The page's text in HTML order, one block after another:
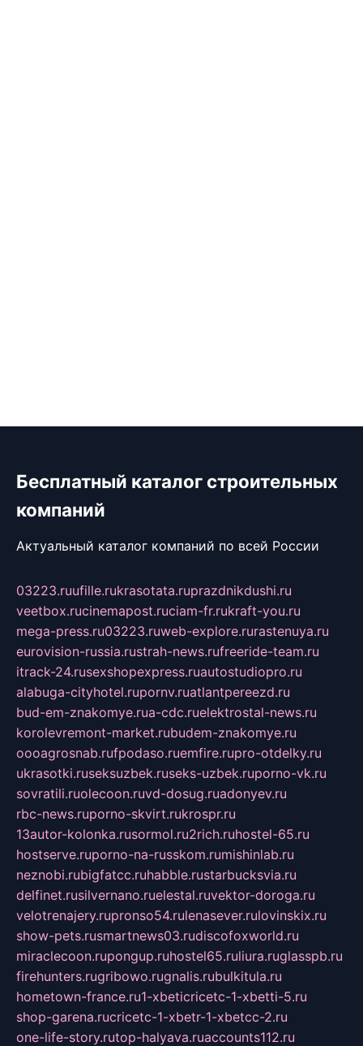
Бесплатный каталог строительных
компаний
Актуальный каталог компаний по всей России
03223.ruufille.rukrasotata.ruprazdnikdushi.ru
veetbox.rucinemapost.ruciam-fr.rukraft-you.ru
mega-press.ru03223.ruweb-explore.rurastenuya.ru
eurovision-russia.rustrah-news.rufreeride-team.ru
itrack-24.rusexshopexpress.ruautostudiopro.ru
alabuga-cityhotel.rupornv.ruatlantpereezd.ru
bud-em-znakomye.rua-cdc.ruelektrostal-news.ru
korolevremont-market.rubudem-znakomye.ru
oooagrosnab.rufpodaso.ruemfire.rupro-otdelky.ru
ukrasotki.ruseksuzbek.ruseks-uzbek.ruporno-vk.ru
sovratili.ruolecoon.ruvd-dosug.ruadonyev.ru
rbc-news.ruporno-skvirt.rukrospr.ru
13autor-kolonka.rusormol.ru2rich.ruhostel-65.ru
hostserve.ruporno-na-russkom.rumishinlab.ru
neznobi.rubigfatcc.ruhabble.rustarbucksvia.ru
delfinet.rusilvernano.ruelestal.ruvektor-doroga.ru
velotrenajery.rupronso54.rulenasever.rulovinskix.ru
show-pets.rusmartnews03.rudiscofoxworld.ru
miraclecoon.rupongup.ruhostel65.ruliura.ruglasspb.ru
firehunters.rugribowo.rugnalis.rubulkitula.ru
hometown-france.ru1-xbeticricetc-1-xbetti-5.ru
shop-garena.rucricetc-1-xbetr-1-xbetcc-2.ru
one-life-story.rutop-halyava.ruaccounts112.ru